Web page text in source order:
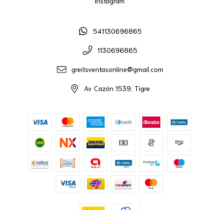
541130696865
1130696865
greitsventasonline@gmail.com
Av Cazón 1539, Tigre